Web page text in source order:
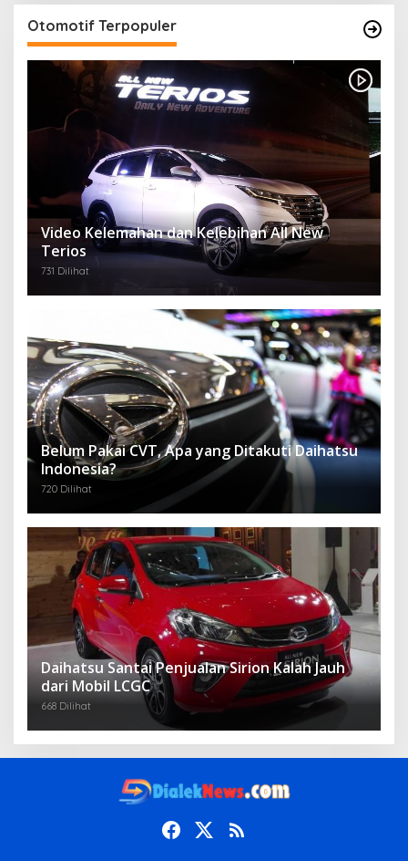
Otomotif Terpopuler
Video Kelemahan dan Kelebihan All New
Terios
731 Dilihat
Belum Pakai CVT, Apa yang Ditakuti Daihatsu
Indonesia?
720 Dilihat
Daihatsu Santai Penjualan Sirion Kalah Jauh
dari Mobil LCGC
668 Dilihat